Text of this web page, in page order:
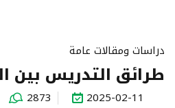
دراسات ومقالات عامة
طرائق التدريس بين
2025-02-11
2873